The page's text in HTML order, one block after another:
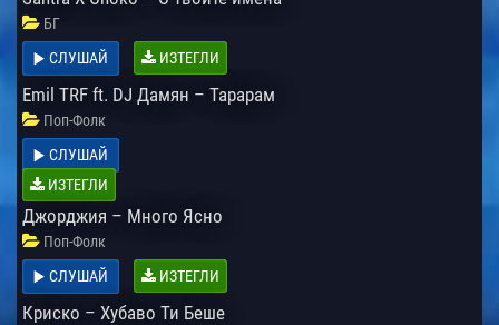
БГ
СЛУШАЙ
ИЗТЕГЛИ
Emil TRF ft. DJ Дамян – Тарарам
Поп-Фолк
СЛУШАЙ
ИЗТЕГЛИ
Джорджия – Много Ясно
Поп-Фолк
СЛУШАЙ
ИЗТЕГЛИ
Криско – Хубаво Ти Беше